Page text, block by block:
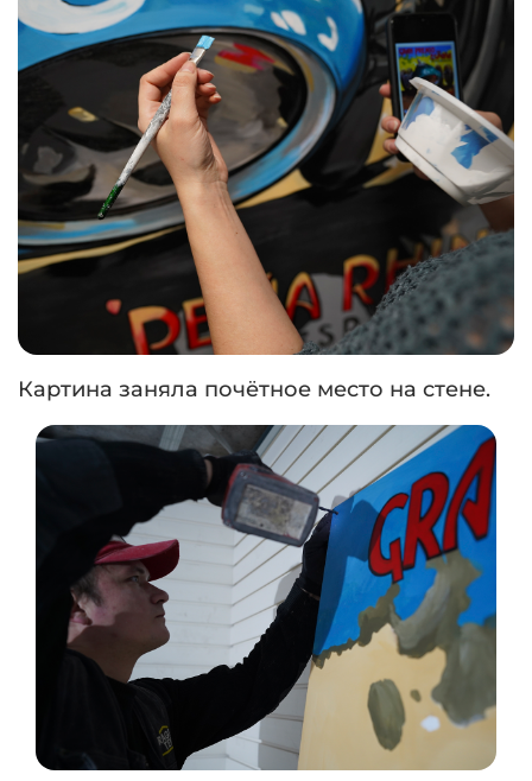
Картина заняла почётное место на стене.